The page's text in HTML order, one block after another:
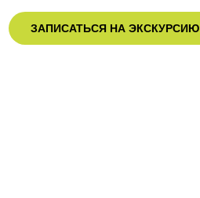
ЗАПИСАТЬСЯ НА ЭКСКУРСИЮ